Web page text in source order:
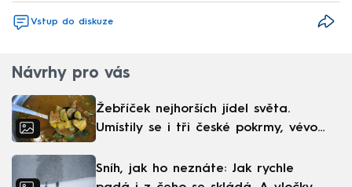
Vstup do diskuze
Návrhy pro vás
Žebříček nejhorších jídel světa.
Umístily se i tři české pokrmy, vévodí
Sníh, jak ho neznáte: Jak rychle